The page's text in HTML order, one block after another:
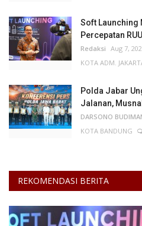
Soft Launching
Percepatan
Redaksi Aug 7,
KOTA ADM.
Polda Jabar
Jalanan,
DARSONO
KOTA BANDUNG
REKOMENDASI BERITA